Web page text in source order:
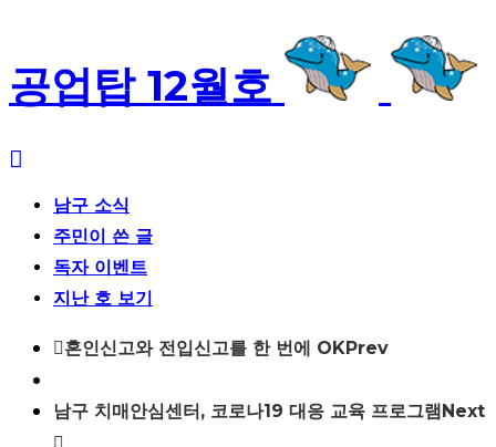
공업탑 12월호
남구 소식
주민이 쓴 글
독자 이벤트
지난 호 보기
Post
navigation
혼인신고와 전입신고를 한 번에 OKPrev
남구 치매안심센터, 코로나19 대응 교육 프로그램 Next